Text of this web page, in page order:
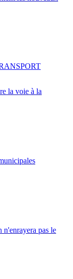
la voie à la
pas le